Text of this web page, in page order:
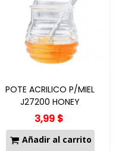
POTE ACRILICO P/MIEL
J27200 HONEY
3,99 $
Añadir al carrito